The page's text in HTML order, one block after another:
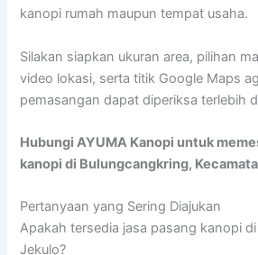
kanopi rumah maupun tempat usaha.
Silakan siapkan ukuran area, pilihan
video lokasi, serta titik Google Maps
pemasangan dapat diperiksa terlebih
Hubungi AYUMA Kanopi untuk
kanopi di Bulungcangkring,
Pertanyaan yang Sering Diajukan
Apakah tersedia jasa pasang kanopi
Jekulo?